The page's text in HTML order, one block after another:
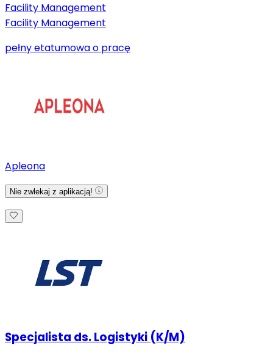
Facility Management
Facility Management
pełny etatumowa o pracę
Apleona
Nie zwlekaj z aplikacją!
Specjalista ds. Logistyki (K/M)